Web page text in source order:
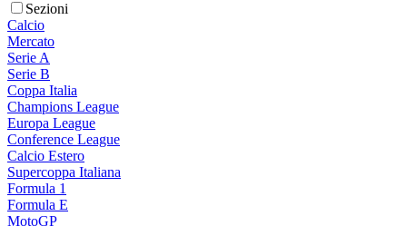
Sezioni
Calcio
Mercato
Serie A
Serie B
Coppa Italia
Champions League
Europa League
Conference League
Calcio Estero
Supercoppa Italiana
Formula 1
Formula E
MotoGP